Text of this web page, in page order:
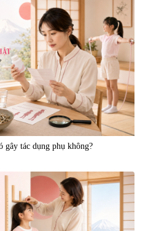
gây tác dụng phụ không?